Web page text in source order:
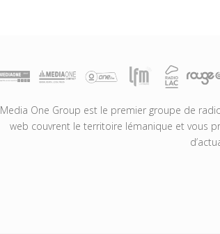
Media One Group est le premier groupe de
web couvrent le territoire lémanique et vous